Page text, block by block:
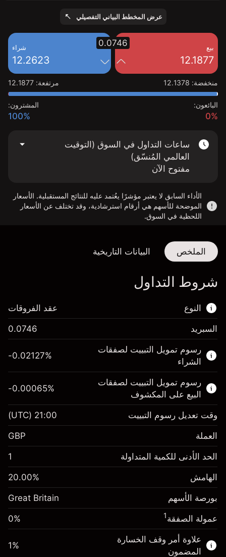
عرض المخطط البياني التفصيلي
بيع
12.1877
شراء
12.2623
0.0746
منخفضة:
12.1378 مرتفعة:
12.1877
البائعون:
0%
المشترون:
100%
ساعات التداول في السوق (التوقيت
العالمي المُنسّق)
مفتوح الآن
الأداء السابق لا يعتبر مؤشرًا يعُتمد عليه للنتائج المستقبلية. الأسعار
الموضحة للأسهم هي أرقام استرشادية، وقد تختلف عن الأسعار
اللحظية في السوق.
الملخص البيانات التاريخية
شروط التداول
النوع
هذا السوق المالي متاح للتداول من خلال عقود
الفروقات.
اعرف المزيد عن:
عقود الفروقات
عقد الفروقات
السبريد 0.0746
رسوم تمويل التبييت لصفقات
الشراء
£1,000.00
رسوم التبييت
الرسوم من قيمة الصفقة الكاملة
%
(-£1.06)
حجم الصفقة بالرافعة المالية ~£5,000.00
الأموال من الرافعة المالية ~ دولار
انتقل إلى المنصة
-0.02127%
رسوم تمويل التبييت لصفقات
البيع على المكشوف
الهامش. استثمارك £1,000.00
رسوم التبييت
الرسوم من قيمة الصفقة الكاملة
-0.000647
%
(-£0.03)
حجم الصفقة بالرافعة المالية ~
الأموال من الرافعة المالية ~ دولار
-0.00065%
وقت تعديل رسوم التبييت 21:00
(UTC)
العملة GBP
الحد الأدنى للكمية المتداولة 1
الهامش 20.00%
بورصة الأسهم Great Britain
عمولة الصفقة1
0%
علاوة أمر وقف الخسارة
المضمون
1%